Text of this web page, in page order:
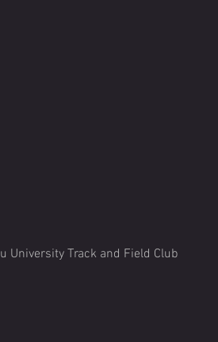
Track and Field Club